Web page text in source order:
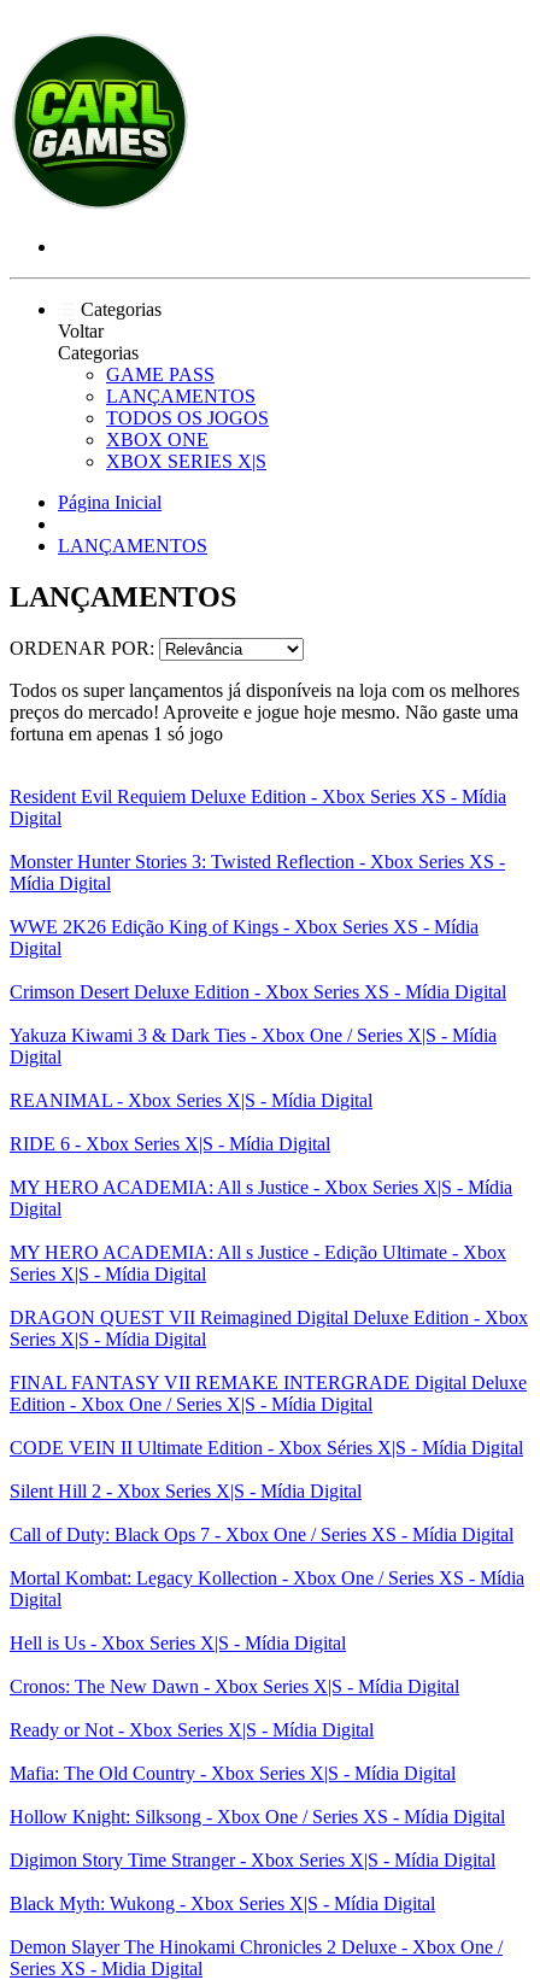
Categorias
Voltar
Categorias
GAME PASS
LANÇAMENTOS
TODOS OS JOGOS
XBOX ONE
XBOX SERIES X|S
Página Inicial
LANÇAMENTOS
LANÇAMENTOS
ORDENAR POR:
Todos os super lançamentos já disponíveis na loja com os melhores
preços do mercado! Aproveite e jogue hoje mesmo. Não gaste uma
fortuna em apenas 1 só jogo
Resident Evil Requiem Deluxe Edition - Xbox Series XS - Mídia
Digital
Monster Hunter Stories 3: Twisted Reflection - Xbox Series XS -
Mídia Digital
WWE 2K26 Edição King of Kings - Xbox Series XS - Mídia
Digital
Crimson Desert Deluxe Edition - Xbox Series XS - Mídia Digital
Yakuza Kiwami 3 & Dark Ties - Xbox One / Series X|S - Mídia
Digital
REANIMAL - Xbox Series X|S - Mídia Digital
RIDE 6 - Xbox Series X|S - Mídia Digital
MY HERO ACADEMIA: All s Justice - Xbox Series X|S - Mídia
Digital
MY HERO ACADEMIA: All s Justice - Edição Ultimate - Xbox
Series X|S - Mídia Digital
DRAGON QUEST VII Reimagined Digital Deluxe Edition - Xbox
Series X|S - Mídia Digital
FINAL FANTASY VII REMAKE INTERGRADE Digital Deluxe
Edition - Xbox One / Series X|S - Mídia Digital
CODE VEIN II Ultimate Edition - Xbox Séries X|S - Mídia Digital
Silent Hill 2 - Xbox Series X|S - Mídia Digital
Call of Duty: Black Ops 7 - Xbox One / Series XS - Mídia Digital
Mortal Kombat: Legacy Kollection - Xbox One / Series XS - Mídia
Digital
Hell is Us - Xbox Series X|S - Mídia Digital
Cronos: The New Dawn - Xbox Series X|S - Mídia Digital
Ready or Not - Xbox Series X|S - Mídia Digital
Mafia: The Old Country - Xbox Series X|S - Mídia Digital
Hollow Knight: Silksong - Xbox One / Series XS - Mídia Digital
Digimon Story Time Stranger - Xbox Series X|S - Mídia Digital
Black Myth: Wukong - Xbox Series X|S - Mídia Digital
Demon Slayer The Hinokami Chronicles 2 Deluxe - Xbox One /
Series XS - Midia Digital